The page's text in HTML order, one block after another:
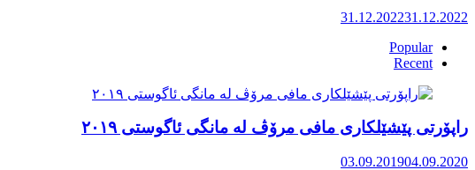
31.12.202231.12.2022
Popular
Recent
راپۆرتی پێشێلكاری مافی مرۆڤ له‌ مانگی ئاگوستی ٢٠١٩
03.09.201904.09.2020